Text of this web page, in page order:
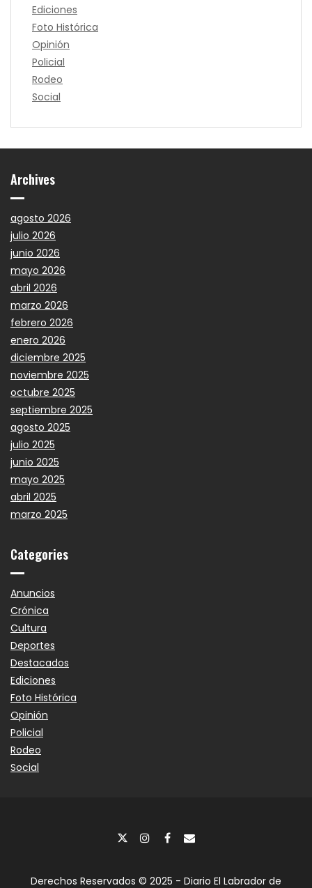
Ediciones
Foto Histórica
Opinión
Policial
Rodeo
Social
Archives
agosto 2026
julio 2026
junio 2026
mayo 2026
abril 2026
marzo 2026
febrero 2026
enero 2026
diciembre 2025
noviembre 2025
octubre 2025
septiembre 2025
agosto 2025
julio 2025
junio 2025
mayo 2025
abril 2025
marzo 2025
Categories
Anuncios
Crónica
Cultura
Deportes
Destacados
Ediciones
Foto Histórica
Opinión
Policial
Rodeo
Social
Derechos Reservados © 2025 - Diario El Labrador de